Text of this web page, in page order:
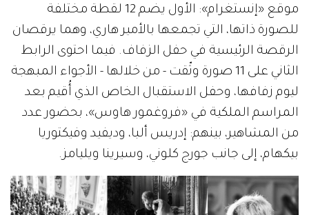
موقع «إنستغرام»: الأول يضم 12 لقطة مختلفة
للصورة ذاتها، التي تجمعها بالأمير هاري، وهما يرقصان
الرقصة الرئيسية في حفل الزفاف. فيما احتوى الرابط
الثاني على 11 صورة وثّقت - من خلالها - الأجواء المبهجة
ليوم زفافها، وحفل الاستقبال الخاص الذي أُقيم بعد
المراسم الملكية في «فروغمور هاوس»، بحضور عدد
من المشاهير، بينهم: إدريس ألبا، وديفيد وفيكتوريا
بيكهام، إلى جانب جورج كلوني، وسيرينا ويليامز.